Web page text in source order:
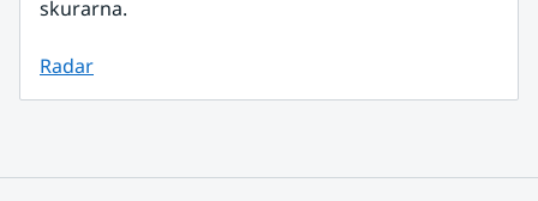
skurarna.
Radar